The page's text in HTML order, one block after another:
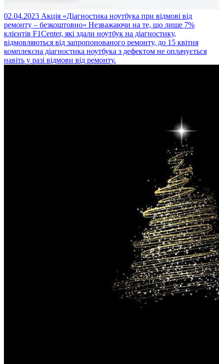
02.04.2023 Акція «Діагностика ноутбука при відмові від
ремонту – безкоштовно» Незважаючи на те, що лише 7%
клієнтів F1Center, які здали ноутбук на діагностику,
відмовляються від запропонованого ремонту, до 15 квітня
комплексна діагностика ноутбука з дефектом не оплачується
навіть у разі відмови від ремонту.